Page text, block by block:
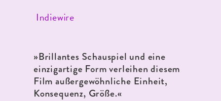
Indiewire
»Brillantes Schauspiel und eine
einzigartige Form verleihen diesem
Film außergewöhnliche Einheit,
Konsequenz, Größe.«